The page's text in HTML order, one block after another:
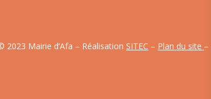
2023 Mairie d’Afa – Réalisation SITEC – Plan du site –